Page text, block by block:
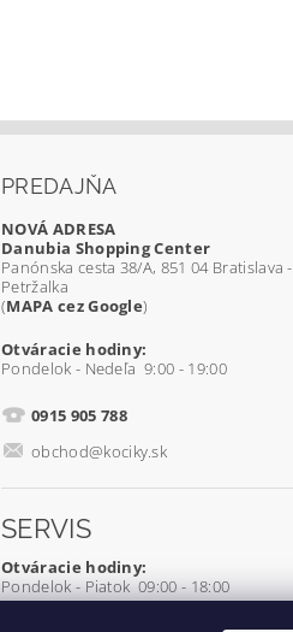
PREDAJŇA
NOVÁ ADRESA
Danubia Shopping Center
Panónska cesta 38/A, 851 04 Bratislava -
Petržalka
(MAPA cez Google)
Otváracie hodiny:
Pondelok - Nedeľa 9:00 - 19:00
0915 905 788
obchod@kociky.sk
SERVIS
Otváracie hodiny:
Pondelok - Piatok 09:00 - 18:00